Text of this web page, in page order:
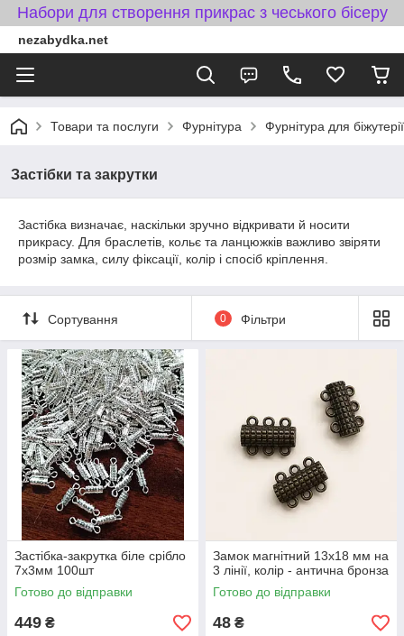
Набори для створення прикрас з чеського бісеру
nezabydka.net
Товари та послуги Фурнітура Фурнітура для біжутерії
Застібки та закрутки
Застібка визначає, наскільки зручно відкривати й носити
прикрасу. Для браслетів, кольє та ланцюжків важливо звіряти
розмір замка, силу фіксації, колір і спосіб кріплення.
Сортування 0 Фільтри
Застібка-закрутка біле срібло
7х3мм 100шт
Готово до відправки
449 ₴
Замок магнітний 13х18 мм на
3 лінії, колір - антична бронза
Готово до відправки
48 ₴